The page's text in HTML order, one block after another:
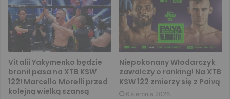
Vitalii Yakymenko będzie
bronił pasa na XTB KSW
122! Marcello Morelli przed
kolejną wielką szansą
Niepokonany Włodarczyk
zawalczy o ranking! Na XTB
KSW 122 zmierzy się z Paivą
6 sierpnia 2026